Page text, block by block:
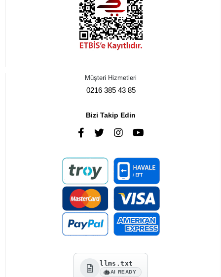
Müşteri Hizmetleri
0216 385 43 85
Bizi Takip Edin
llms.txt
AI READY